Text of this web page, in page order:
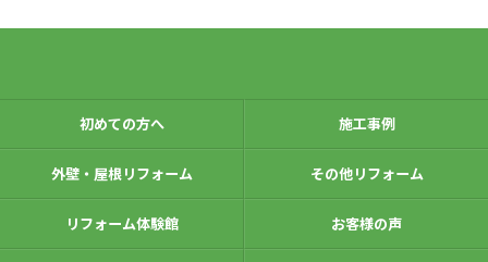
初めての方へ 施工事例
外壁・屋根リフォーム その他リフォーム
リフォーム体験館 お客様の声